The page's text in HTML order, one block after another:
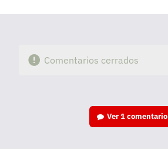
Comentarios cerrados
Ver1 comentario